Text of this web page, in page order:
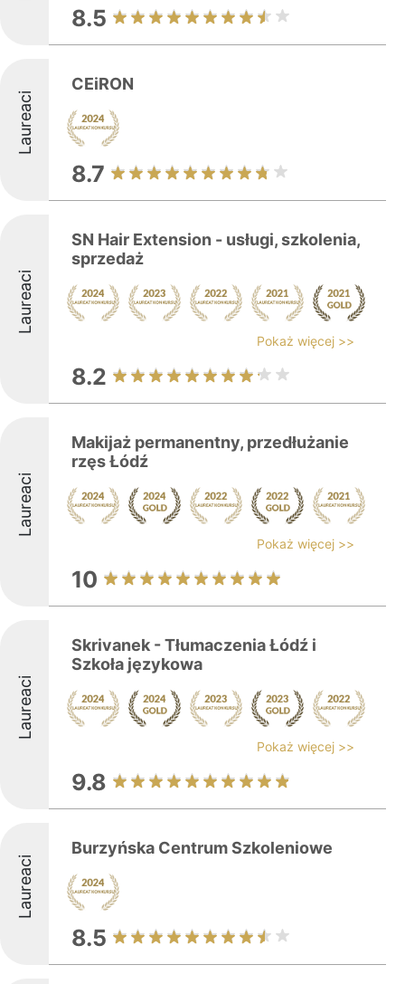
8.5
Laureaci
CEiRON
8.7
Laureaci
SN Hair Extension - usługi, szkolenia,
sprzedaż
Pokaż więcej >>
8.2
Laureaci
Makijaż permanentny, przedłużanie
rzęs Łódź
Pokaż więcej >>
10
Laureaci
Skrivanek - Tłumaczenia Łódź i
Szkoła językowa
Pokaż więcej >>
9.8
Laureaci
Burzyńska Centrum Szkoleniowe
8.5